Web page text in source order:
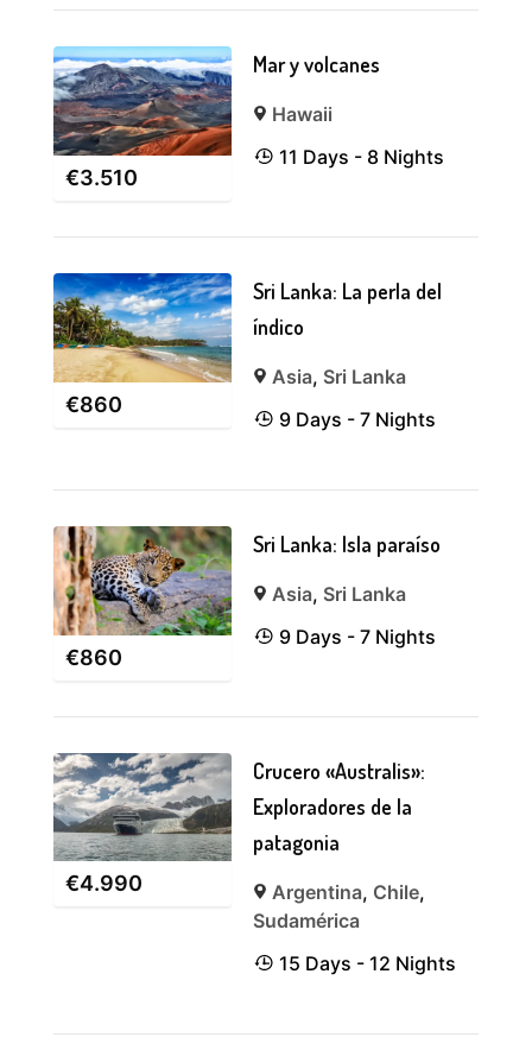
€3.510
Mar y volcanes
Hawaii
11 Days - 8 Nights
€860
Sri Lanka: La perla del
índico
Asia, Sri Lanka
9 Days - 7 Nights
€860
Sri Lanka: Isla paraíso
Asia, Sri Lanka
9 Days - 7 Nights
€4.990
Crucero «Australis»:
Exploradores de la
patagonia
Argentina, Chile,
Sudamérica
15 Days - 12 Nights